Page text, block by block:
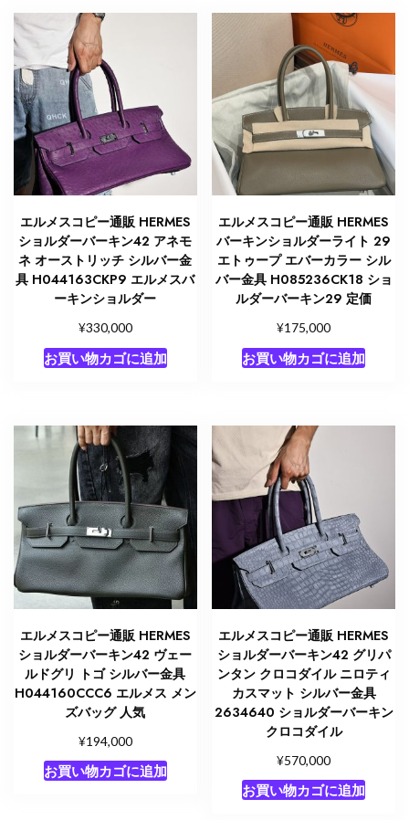
エルメスコピー通販 HERMES
ショルダーバーキン42 アネモ
ネ オーストリッチ シルバー金
具 H044163CKP9 エルメスバ
ーキンショルダー
¥330,000
お買い物カゴに追加
エルメスコピー通販 HERMES
バーキンショルダーライト 29
エトゥープ エバーカラー シル
バー金具 H085236CK18 ショ
ルダーバーキン29 定価
¥175,000
お買い物カゴに追加
エルメスコピー通販 HERMES
ショルダーバーキン42 ヴェー
ルドグリ トゴ シルバー金具
H044160CCC6 エルメス メン
ズバッグ 人気
¥194,000
お買い物カゴに追加
エルメスコピー通販 HERMES
ショルダーバーキン42 グリパ
ンタン クロコダイル ニロティ
カスマット シルバー金具
2634640 ショルダーバーキン
クロコダイル
¥570,000
お買い物カゴに追加